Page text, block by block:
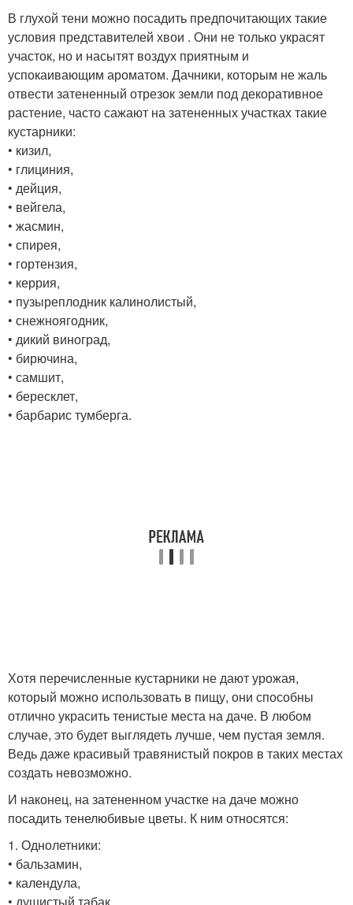
В глухой тени можно посадить предпочитающих такие
условия представителей хвои . Они не только украсят
участок, но и насытят воздух приятным и
успокаивающим ароматом. Дачники, которым не жаль
отвести затененный отрезок земли под декоративное
растение, часто сажают на затененных участках такие
кустарники:
• кизил,
• глициния,
• дейция,
• вейгела,
• жасмин,
• спирея,
• гортензия,
• керрия,
• пузыреплодник калинолистый,
• снежноягодник,
• дикий виноград,
• бирючина,
• самшит,
• бересклет,
• барбарис тумберга.
Хотя перечисленные кустарники не дают урожая,
который можно использовать в пищу, они способны
отлично украсить тенистые места на даче. В любом
случае, это будет выглядеть лучше, чем пустая земля.
Ведь даже красивый травянистый покров в таких местах
создать невозможно.
И наконец, на затененном участке на даче можно
посадить тенелюбивые цветы. К ним относятся:
1. Однолетники:
• бальзамин,
• календула,
• душистый табак.